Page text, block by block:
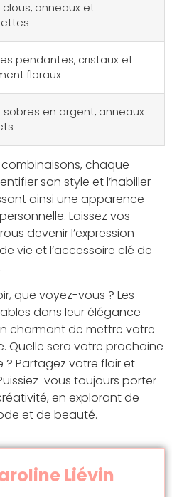
clous, anneaux et
pendantes, cristaux et
floraux
sobres en argent, anneaux
chaque
son style et l’habiller
ainsi une apparence
Laissez vos
devenir l’expression
vie et l’accessoire clé de
que voyez-vous ? Les
dans leur élégance
charmant de mettre votre
Quelle sera votre prochaine
Partagez votre flair et
vous toujours porter
en explorant de
et de beauté.
Liévin